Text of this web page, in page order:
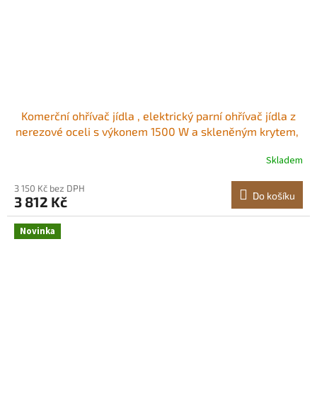
Komerční ohřívač jídla , elektrický parní ohřívač jídla z
nerezové oceli s výkonem 1500 W a skleněným krytem, ​​
catering, restaurace, večírky a rauty Značka hladiny
Skladem
3 150 Kč bez DPH
3 812 Kč Do košíku
Novinka